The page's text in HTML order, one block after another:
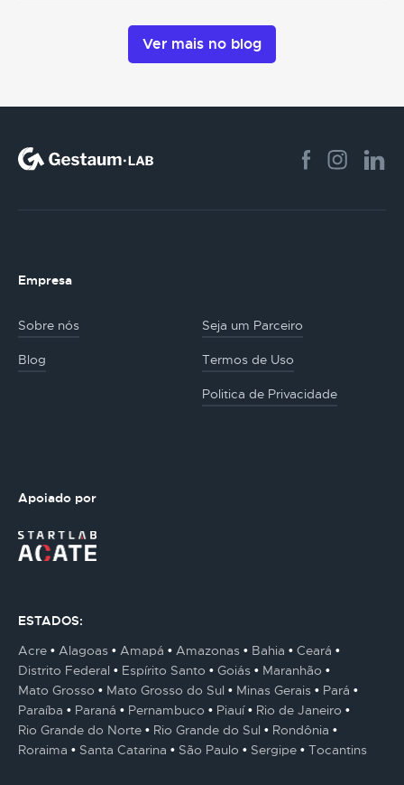
Ver mais no blog
Empresa
Sobre nós Seja um Parceiro
Blog Termos de Uso
Politica de Privacidade
Apoiado por
ESTADOS:
Acre
Alagoas Amapá Amazonas Bahia
Ceará
Distrito Federal
Espírito Santo Goiás
Maranhão
Mato Grosso
Mato Grosso do Sul Minas Gerais
Pará
Paraíba
Paraná Pernambuco Piauí
Rio de Janeiro
Rio Grande do Norte
Rio Grande do Sul
Rondônia
Roraima
Santa Catarina São Paulo Sergipe Tocantins